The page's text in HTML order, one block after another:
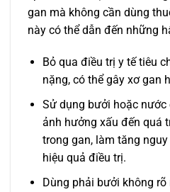
gan mà không cần dùng
này có thể dẫn đến những
Bỏ qua điều trị y tế tiêu
nặng, có thể gây xơ gan
Sử dụng bưởi hoặc nước
ảnh hưởng xấu đến quá
trong gan, làm tăng
hiệu quả điều trị.
Dùng phải bưởi không